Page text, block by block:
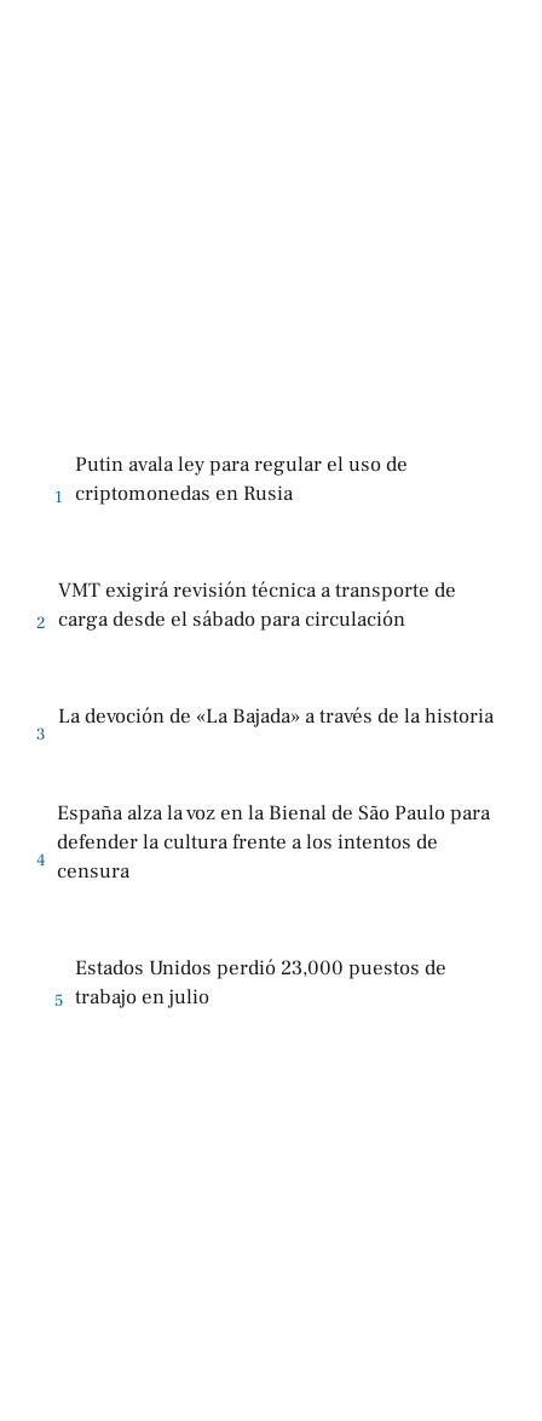
1
Putin avala ley para regular el uso de
criptomonedas en Rusia
2
VMT exigirá revisión técnica a transporte de
carga desde el sábado para circulación
3
La devoción de «La Bajada» a través de la historia
4
España alza la voz en la Bienal de São Paulo para
defender la cultura frente a los intentos de
censura
5
Estados Unidos perdió 23,000 puestos de
trabajo en julio